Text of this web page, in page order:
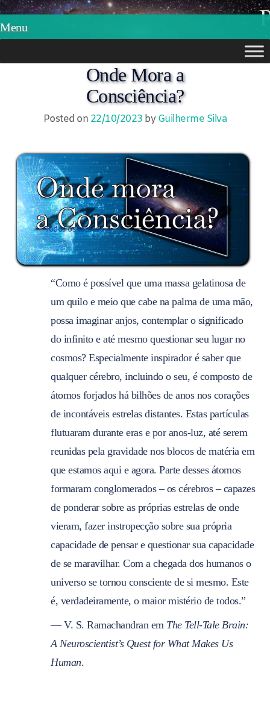
Phylos.net
Menu
Onde Mora a
Consciência?
Posted on 22/10/2023 byGuilherme Silva
Todos os tópicos →
“Como é possível que uma massa gelatinosa de
um quilo e meio que cabe na palma de uma mão,
possa imaginar anjos, contemplar o significado
do infinito e até mesmo questionar seu lugar no
cosmos? Especialmente inspirador é saber que
qualquer cérebro, incluindo o seu, é composto de
átomos forjados há bilhões de anos nos corações
de incontáveis estrelas distantes. Estas partículas
flutuaram durante eras e por anos-luz, até serem
reunidas pela gravidade nos blocos de matéria em
que estamos aqui e agora. Parte desses átomos
formaram conglomerados – os cérebros – capazes
de ponderar sobre as próprias estrelas de onde
vieram, fazer instropecção sobre sua própria
capacidade de pensar e questionar sua capacidade
de se maravilhar. Com a chegada dos humanos o
universo se tornou consciente de si mesmo. Este
é, verdadeiramente, o maior mistério de todos.”
— V. S. Ramachandran em The Tell-Tale Brain:
A Neuroscientist’s Quest for What Makes Us
Human.